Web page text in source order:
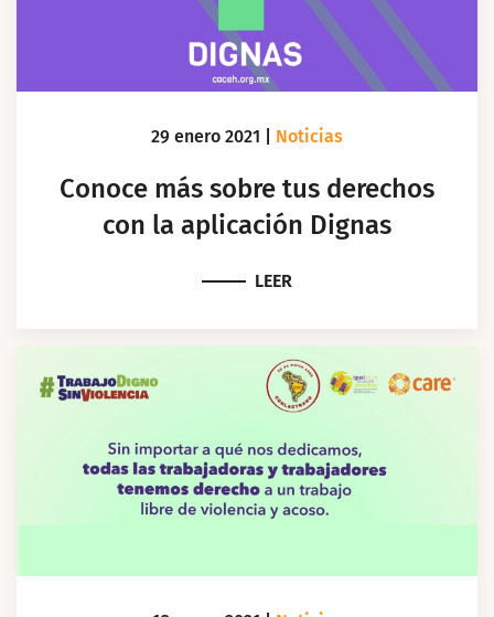
29 enero 2021 Noticias
Conoce más sobre tus derechos
con la aplicación Dignas
LEER